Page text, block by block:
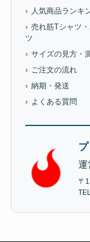
人気商品ランキ
売れ筋Tシャツ
ツ
サイズの見方・
ご注文の流れ
納期・発送
よくある質問
運
〒